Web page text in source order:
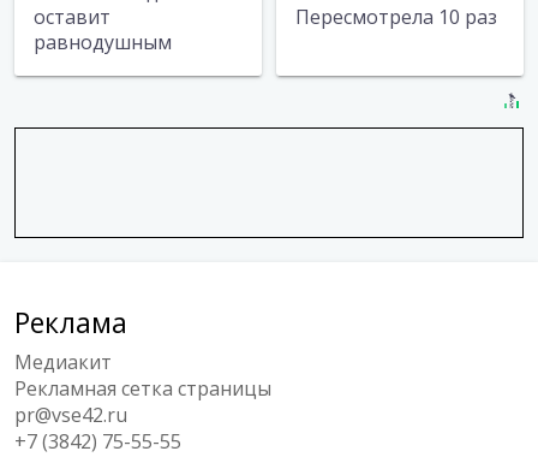
оставит
равнодушным
Пересмотрела 10 раз
Реклама
Медиакит
Рекламная сетка страницы
pr@vse42.ru
+7 (3842) 75-55-55